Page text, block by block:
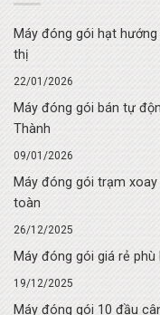
Máy đóng gói hạt
thị
22/01/2026
Máy đóng gói bán tự
Thành
09/01/2026
Máy đóng gói trạm
toàn
26/12/2025
Máy đóng gói giá rẻ
19/12/2025
Máy đóng gói 10 đầu